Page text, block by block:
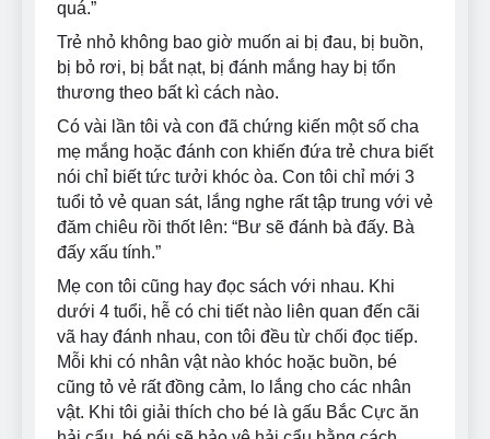
quá.”
Trẻ nhỏ không bao giờ muốn ai bị đau, bị buồn,
bị bỏ rơi, bị bắt nạt, bị đánh mắng hay bị tổn
thương theo bất kì cách nào.
Có vài lần tôi và con đã chứng kiến một số cha
mẹ mắng hoặc đánh con khiến đứa trẻ chưa biết
nói chỉ biết tức tưởi khóc òa. Con tôi chỉ mới 3
tuổi tỏ vẻ quan sát, lắng nghe rất tập trung với vẻ
đăm chiêu rồi thốt lên: “Bư sẽ đánh bà đấy. Bà
đấy xấu tính.”
Mẹ con tôi cũng hay đọc sách với nhau. Khi
dưới 4 tuổi, hễ có chi tiết nào liên quan đến cãi
vã hay đánh nhau, con tôi đều từ chối đọc tiếp.
Mỗi khi có nhân vật nào khóc hoặc buồn, bé
cũng tỏ vẻ rất đồng cảm, lo lắng cho các nhân
vật. Khi tôi giải thích cho bé là gấu Bắc Cực ăn